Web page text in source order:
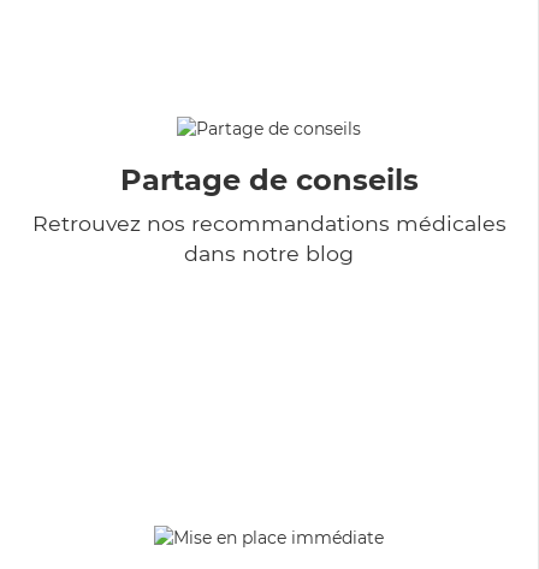
Partage de conseils
Retrouvez nos recommandations médicales
dans notre blog